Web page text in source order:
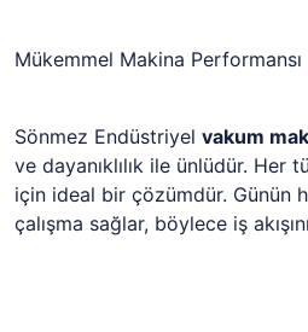
Mükemmel Makina Performansı
Sönmez Endüstriyel vakum
ve dayanıklılık ile ünlüdür. Her
için ideal bir çözümdür. Günün
çalışma sağlar, böylece iş